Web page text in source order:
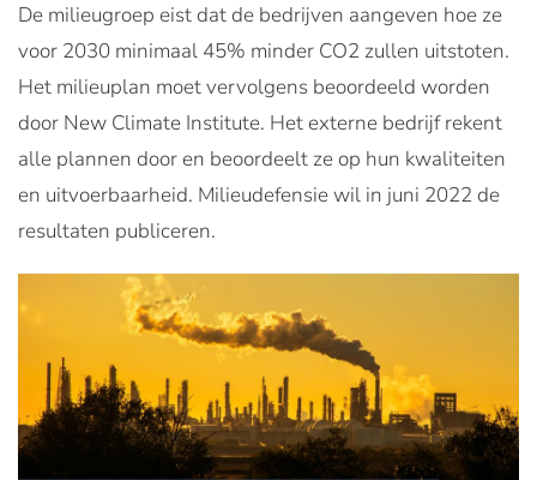
De milieugroep eist dat de bedrijven aangeven hoe ze
voor 2030 minimaal 45% minder CO2 zullen uitstoten.
Het milieuplan moet vervolgens beoordeeld worden
door New Climate Institute. Het externe bedrijf rekent
alle plannen door en beoordeelt ze op hun kwaliteiten
en uitvoerbaarheid. Milieudefensie wil in juni 2022 de
resultaten publiceren.